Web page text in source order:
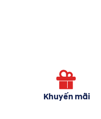
Khuyến mãi